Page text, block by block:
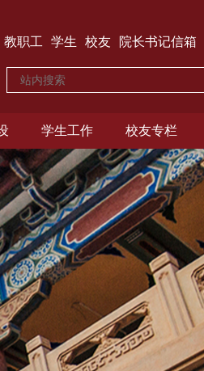
教职工 学生 校友 院长书记信箱
学生工作 校友专栏